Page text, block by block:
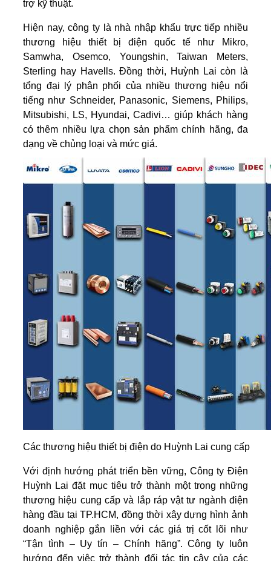
trợ kỹ thuật.
Hiện nay, công ty là nhà nhập khẩu trực tiếp nhiều
thương hiệu thiết bị điện quốc tế như Mikro,
Samwha, Osemco, Youngshin, Taiwan Meters,
Sterling hay Havells. Đồng thời, Huỳnh Lai còn là
tổng đại lý phân phối của nhiều thương hiệu nổi
tiếng như Schneider, Panasonic, Siemens, Philips,
Mitsubishi, LS, Hyundai, Cadivi… giúp khách hàng
có thêm nhiều lựa chọn sản phẩm chính hãng, đa
dạng về chủng loại và mức giá.
Các thương hiệu thiết bị điện do Huỳnh Lai cung cấp
Với định hướng phát triển bền vững, Công ty Điện
Huỳnh Lai đặt mục tiêu trở thành một trong những
thương hiệu cung cấp và lắp ráp vật tư ngành điện
hàng đầu tại TP.HCM, đồng thời xây dựng hình ảnh
doanh nghiệp gắn liền với các giá trị cốt lõi như
“Tận tình – Uy tín – Chính hãng”. Công ty luôn
hướng đến việc trở thành đối tác tin cậy của các